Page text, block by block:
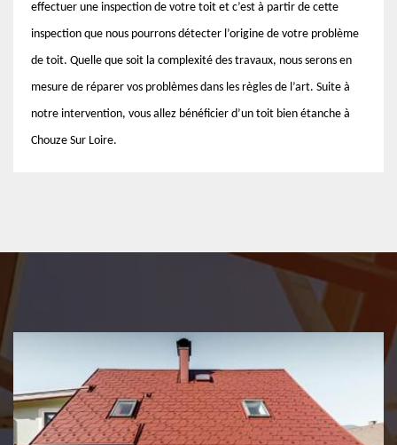
effectuer une inspection de votre toit et c’est à partir de cette
inspection que nous pourrons détecter l’origine de votre problème
de toit. Quelle que soit la complexité des travaux, nous serons en
mesure de réparer vos problèmes dans les règles de l’art. Suite à
notre intervention, vous allez bénéficier d’un toit bien étanche à
Chouze Sur Loire.